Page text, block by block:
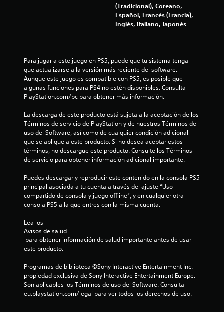
i
o
e
s
(Tradicional), Coreano,
Español, Francés (Francia),
Inglés, Italiano, Japonés
Para jugar a este juego en PS5, puede que tu sistema tenga
que actualizarse a la versión más reciente del software.
Aunque este juego es compatible con PS5, es posible que
algunas funciones para PS4 no estén disponibles. Consulta
PlayStation.com/bc para obtener más información.
La descarga de este producto está sujeta a la aceptación de los
Términos de servicio de PlayStation y de nuestros Términos de
uso del Software, así como de cualquier condición adicional
que se aplique a este producto. Si no desea aceptar estos
términos, no descargue este producto. Consulte los Términos
de servicio para obtener información adicional importante.
Puedes descargar y reproducir este contenido en la consola PS5
principal asociada a tu cuenta a través del ajuste “Uso
compartido de consola y juego offline”, y en cualquier otra
consola PS5 a la que entres con la misma cuenta.
Lea los
Avisos de salud
este producto.
Programas de biblioteca ©Sony Interactive Entertainment Inc.
propiedad exclusiva de Sony Interactive Entertainment Europe.
Son aplicables los Términos de uso del Software. Consulta
eu.playstation.com/legal para ver todos los derechos de uso.